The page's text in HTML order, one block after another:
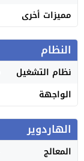
مميزات أخرى
النظام
نظام التشغيل
الواجهة
الهاردوير
المعالج